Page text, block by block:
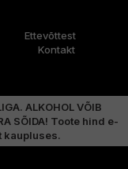
Ettevõttest
Kontakt
ALKOHOL VÕIB
SÕIDA! Toote hind e-
kaupluses.